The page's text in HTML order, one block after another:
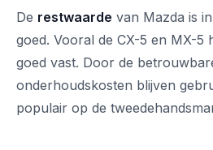
De restwaarde van Mazda is
goed. Vooral de CX-5 en MX-5
goed vast. Door de
onderhoudskosten blijven
populair op de